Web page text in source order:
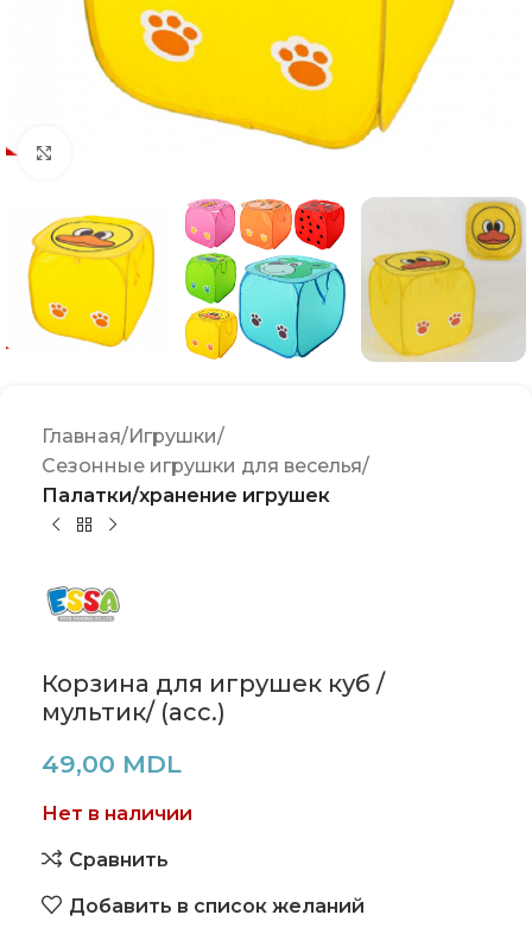
Главная Игрушки
Сезонные игрушки для веселья
Палатки/хранение игрушек
Корзина для игрушек куб /
мультик/ (асс.)
49,00 MDL
Нет в наличии
Сравнить
Добавить в список желаний